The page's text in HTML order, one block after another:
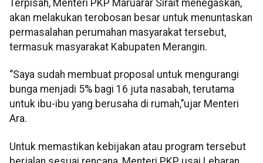
Terpisah, Menteri PKP Maruarar Sirait menegaskan,
akan melakukan terobosan besar untuk menuntaskan
permasalahan perumahan masyarakat tersebut,
termasuk masyarakat Kabupaten Merangin.
‘’Saya sudah membuat proposal untuk mengurangi
bunga menjadi 5% bagi 16 juta nasabah, terutama
untuk ibu-ibu yang berusaha di rumah,’’ujar Menteri
Ara.
Untuk memastikan kebijakan atau program tersebut